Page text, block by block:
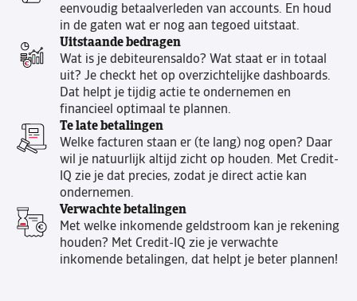
eenvoudig betaalverleden van accounts. En houd
in de gaten wat er nog aan tegoed uitstaat.
Uitstaande bedragen
Wat is je debiteurensaldo? Wat staat er in totaal
uit? Je checkt het op overzichtelijke dashboards.
Dat helpt je tijdig actie te ondernemen en
financieel optimaal te plannen.
Te late betalingen
Welke facturen staan er (te lang) nog open? Daar
wil je natuurlijk altijd zicht op houden. Met Credit-
IQ zie je dat precies, zodat je direct actie kan
ondernemen.
Verwachte betalingen
Met welke inkomende geldstroom kan je rekening
houden? Met Credit-IQ zie je verwachte
inkomende betalingen, dat helpt je beter plannen!